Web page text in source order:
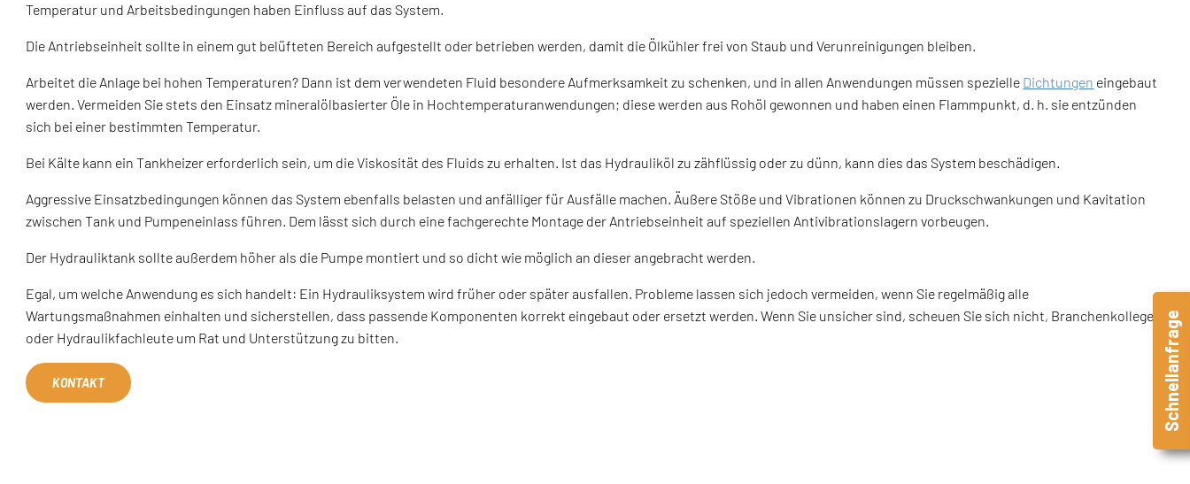
Temperatur und Arbeitsbedingungen haben Einfluss auf das System.
Die Antriebseinheit sollte in einem gut belüfteten Bereich aufgestellt oder betrieben werden, damit die Ölkühler frei von Staub und Verunreinigungen bleiben.
Arbeitet die Anlage bei hohen Temperaturen? Dann ist dem verwendeten Fluid besondere Aufmerksamkeit zu schenken, und in allen Anwendungen müssen spezielle Dichtungen eingebaut
werden. Vermeiden Sie stets den Einsatz mineralölbasierter Öle in Hochtemperaturanwendungen; diese werden aus Rohöl gewonnen und haben einen Flammpunkt, d. h. sie entzünden
sich bei einer bestimmten Temperatur.
Bei Kälte kann ein Tankheizer erforderlich sein, um die Viskosität des Fluids zu erhalten. Ist das Hydrauliköl zu zähflüssig oder zu dünn, kann dies das System beschädigen.
Aggressive Einsatzbedingungen können das System ebenfalls belasten und anfälliger für Ausfälle machen. Äußere Stöße und Vibrationen können zu Druckschwankungen und Kavitation
zwischen Tank und Pumpeneinlass führen. Dem lässt sich durch eine fachgerechte Montage der Antriebseinheit auf speziellen Antivibrationslagern vorbeugen.
Der Hydrauliktank sollte außerdem höher als die Pumpe montiert und so dicht wie möglich an dieser angebracht werden.
Egal, um welche Anwendung es sich handelt: Ein Hydrauliksystem wird früher oder später ausfallen. Probleme lassen sich jedoch vermeiden, wenn Sie regelmäßig alle
Wartungsmaßnahmen einhalten und sicherstellen, dass passende Komponenten korrekt eingebaut oder ersetzt werden. Wenn Sie unsicher sind, scheuen Sie sich nicht, Branchenkollegen
oder Hydraulikfachleute um Rat und Unterstützung zu bitten.
KONTAKT Schnellanfrage